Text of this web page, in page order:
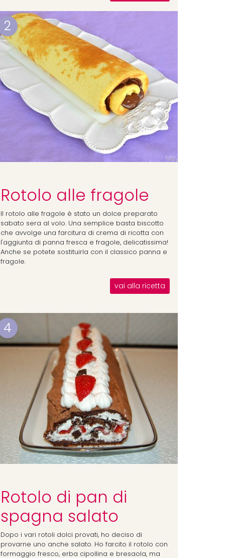
2
Rotolo alle fragole
Il rotolo alle fragole è stato un dolce preparato
sabato sera al volo. Una semplice basta biscotto
che avvolge una farcitura di crema di ricotta con
l'aggiunta di panna fresca e fragole, delicatissima!
Anche se potete sostituirla con il classico panna e
fragole.
vai alla ricetta
4
Rotolo di pan di
spagna salato
Dopo i vari rotoli dolci provati, ho deciso di
provarne uno anche salato. Ho farcito il rotolo con
formaggio fresco, erba cipollina e bresaola, ma